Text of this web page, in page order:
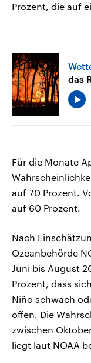
Prozent, die auf
das
Für die Monate
auf 70 Prozent.
auf 60 Prozent.
Nach
Ozeanbehörde
Juni bis August
Prozent, dass
Niño schwach
offen. Die
zwischen
liegt laut NOAA